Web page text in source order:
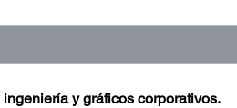
y gráficos corporativos.